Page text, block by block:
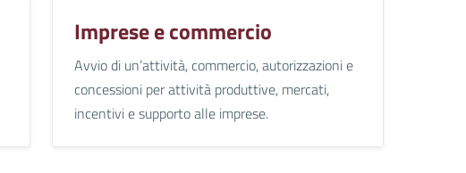
Imprese e commercio
Avvio di un’attività, commercio, autorizzazioni e
concessioni per attività produttive, mercati,
incentivi e supporto alle imprese.